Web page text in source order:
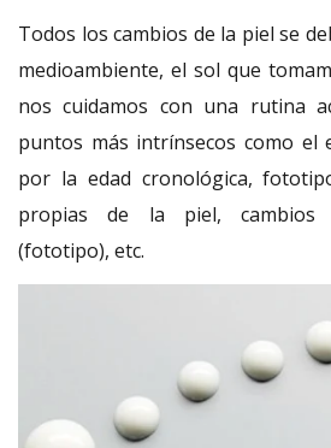
Todos los cambios de la piel se
medioambiente, el sol que
nos cuidamos con una rutina
puntos más intrínsecos como el
por la edad cronológica,
propias de la piel, cambios
(fototipo), etc.